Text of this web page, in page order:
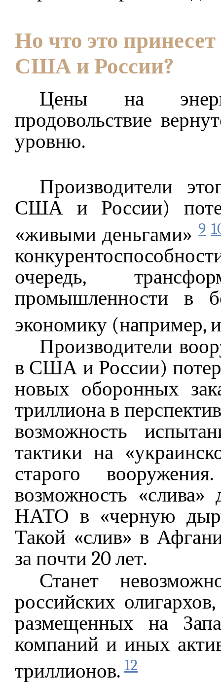
Но что это
США и России?
Цены на
продовольствие
уровню.
Производители
США и России)
«живымиденьгами»9
очередь,
промышленности в
экономику (например,
Производители
в США и России)
новых оборонных
триллиона в
возможность
тактики на
старого
возможность
НАТО в «черную
Такой «слив» в
за почти 20 лет.
Станет
российских
размещенных на
компаний и иных
триллионов. 12